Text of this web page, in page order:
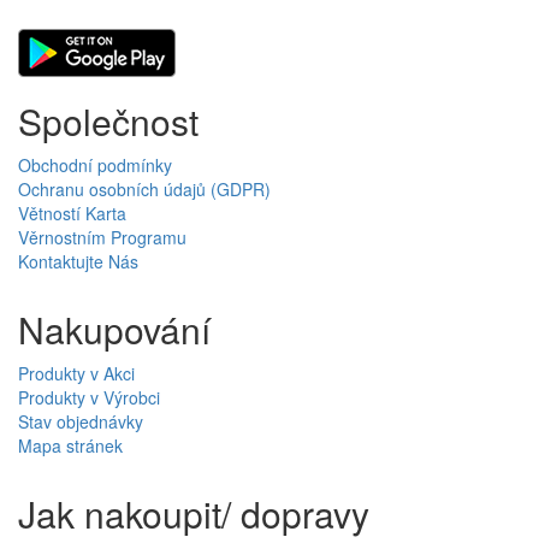
Společnost
Obchodní podmínky
Ochranu osobních údajů (GDPR)
Větností Karta
Věrnostním Programu
Kontaktujte Nás
Nakupování
Produkty v Akci
Produkty v Výrobci
Stav objednávky
Mapa stránek
Jak nakoupit/ dopravy